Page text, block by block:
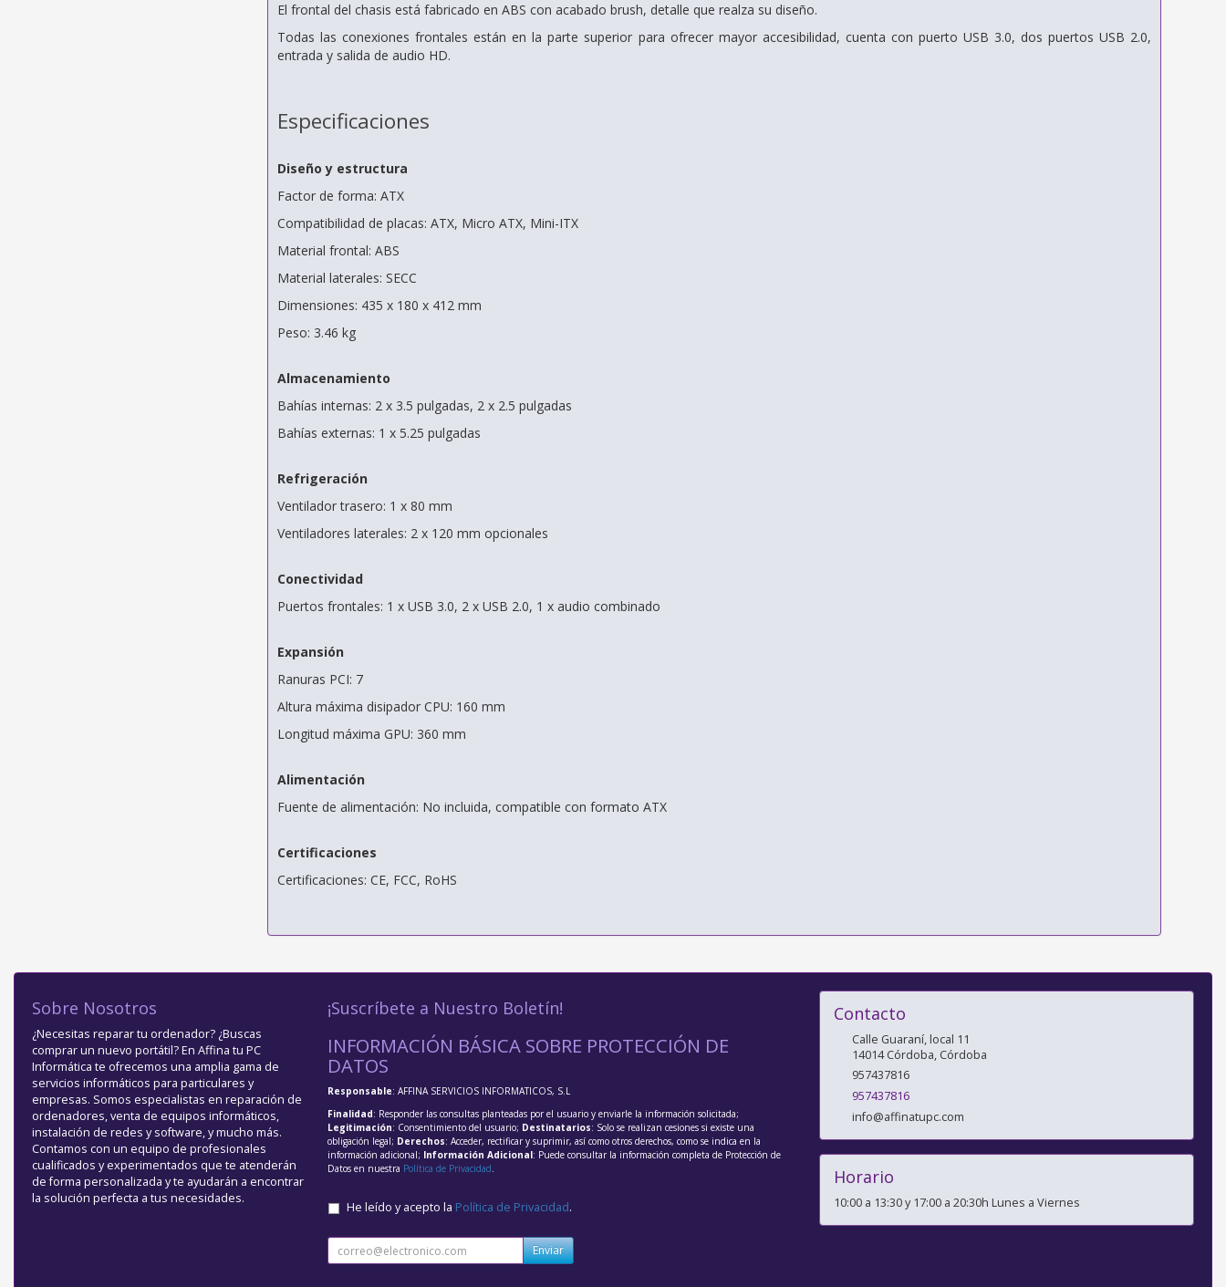
El frontal del chasis está fabricado en ABS con acabado brush, detalle que realza su diseño.
Todas las conexiones frontales están en la parte superior para ofrecer mayor accesibilidad, cuenta con puerto USB 3.0, dos puertos USB 2.0,
entrada y salida de audio HD.
Especificaciones
Diseño y estructura
Factor de forma: ATX
Compatibilidad de placas: ATX, Micro ATX, Mini-ITX
Material frontal: ABS
Material laterales: SECC
Dimensiones: 435 x 180 x 412 mm
Peso: 3.46 kg
Almacenamiento
Bahías internas: 2 x 3.5 pulgadas, 2 x 2.5 pulgadas
Bahías externas: 1 x 5.25 pulgadas
Refrigeración
Ventilador trasero: 1 x 80 mm
Ventiladores laterales: 2 x 120 mm opcionales
Conectividad
Puertos frontales: 1 x USB 3.0, 2 x USB 2.0, 1 x audio combinado
Expansión
Ranuras PCI: 7
Altura máxima disipador CPU: 160 mm
Longitud máxima GPU: 360 mm
Alimentación
Fuente de alimentación: No incluida, compatible con formato ATX
Certificaciones
Certificaciones: CE, FCC, RoHS
Sobre Nosotros
¿Necesitas reparar tu ordenador? ¿Buscas
comprar un nuevo portátil? En Affina tu PC
Informática te ofrecemos una amplia gama de
servicios informáticos para particulares y
empresas. Somos especialistas en reparación de
ordenadores, venta de equipos informáticos,
instalación de redes y software, y mucho más.
Contamos con un equipo de profesionales
cualificados y experimentados que te atenderán
de forma personalizada y te ayudarán a encontrar
la solución perfecta a tus necesidades.
¡Suscríbete a Nuestro Boletín!
INFORMACIÓN BÁSICA SOBRE PROTECCIÓN DE
DATOS
Responsable: AFFINA SERVICIOS INFORMATICOS, S.L
Finalidad: Responder las consultas planteadas por el usuario y enviarle la información solicitada;
Legitimación: Consentimiento del usuario; Destinatarios: Solo se realizan cesiones si existe una
obligación legal; Derechos: Acceder, rectificar y suprimir, así como otros derechos, como se indica en la
información adicional; Información Adicional: Puede consultar la información completa de Protección de
Datos en nuestra Política de Privacidad.
He leído y acepto la Política de Privacidad.
Enviar
Contacto
Calle Guaraní, local 11
14014 Córdoba, Córdoba
957437816
957437816
info@affinatupc.com
Horario
10:00 a 13:30 y 17:00 a 20:30h Lunes a Viernes